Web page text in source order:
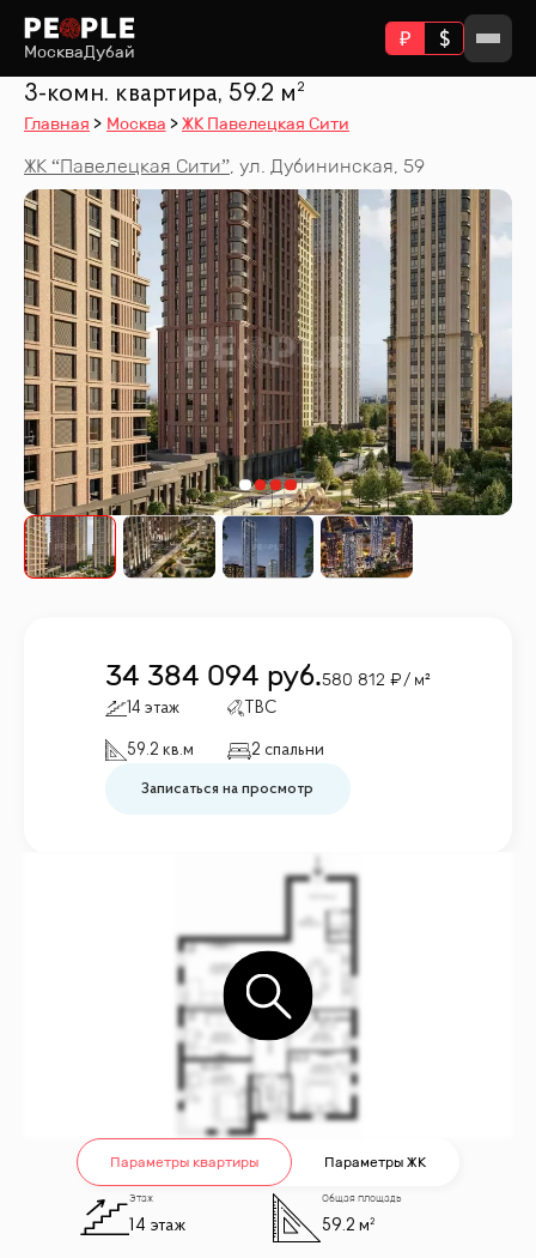
МоскваДубай
3-комн. квартира, 59.2 м²
Главная Москва ЖК Павелецкая Сити
ЖК “Павелецкая Сити”, ул. Дубининская, 59
34 384 094 руб.580 812 / м²
14 этаж TBC
59.2 кв.м 2 спальни
Записаться на просмотр
Параметры квартиры Параметры ЖК
Этаж
14 этаж
Общая площадь
59.2 м²